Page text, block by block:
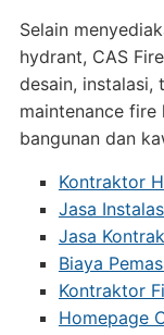
Selain
hydrant, CAS
desain, instalasi,
maintenance
bangunan dan
Kontraktor
Jasa
Jasa
Biaya
Kontraktor
Homepage